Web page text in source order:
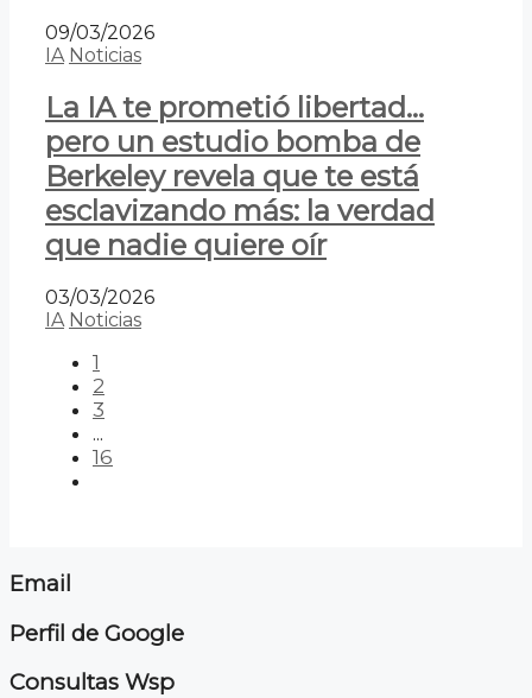
09/03/2026
IA Noticias
La IA te prometió libertad…
pero un estudio bomba de
Berkeley revela que te está
esclavizando más: la verdad
que nadie quiere oír
03/03/2026
IA Noticias
1
2
3
...
16
Email
Perfil de Google
Consultas Wsp